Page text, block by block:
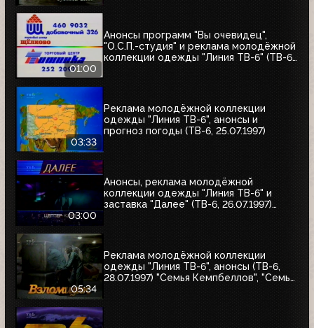
01:00
Анонсы программ "Вы очевидец",
"О.С.П.-студия" и реклама молодёжной
коллекции одежды "Линия ТВ-6" (ТВ-6,
03:33
Реклама молодёжной коллекции
одежды "Линия ТВ-6", анонсы и
прогноз погоды (ТВ-6, 25.07.1997)
03:00
Анонсы, реклама молодёжной
коллекции одежды "Линия ТВ-6" и
заставка "Далее" (ТВ-6, 26.07.1997)
05:34
Реклама молодёжной коллекции
одежды "Линия ТВ-6", анонсы (ТВ-6,
28.07.1997) "Семья Кемпбеллов", "Семья